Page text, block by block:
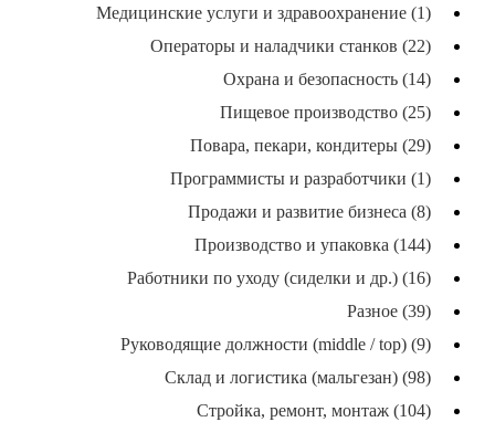
Медицинские услуги и здравоохранение (1)
Операторы и наладчики станков (22)
Охрана и безопасность (14)
Пищевое производство (25)
Повара, пекари, кондитеры (29)
Программисты и разработчики (1)
Продажи и развитие бизнеса (8)
Производство и упаковка (144)
Работники по уходу (сиделки и др.) (16)
Разное (39)
Руководящие должности (middle / top) (9)
Склад и логистика (мальгезан) (98)
Стройка, ремонт, монтаж (104)